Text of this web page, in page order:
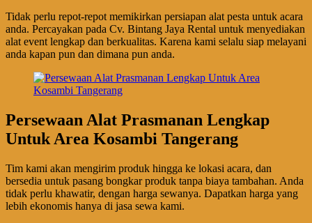
Tidak perlu repot-repot memikirkan persiapan alat pesta untuk acara
anda. Percayakan pada Cv. Bintang Jaya Rental untuk menyediakan
alat event lengkap dan berkualitas. Karena kami selalu siap melayani
anda kapan pun dan dimana pun anda.
Persewaan Alat Prasmanan Lengkap
Untuk Area Kosambi Tangerang
Tim kami akan mengirim produk hingga ke lokasi acara, dan
bersedia untuk pasang bongkar produk tanpa biaya tambahan. Anda
tidak perlu khawatir, dengan harga sewanya. Dapatkan harga yang
lebih ekonomis hanya di jasa sewa kami.